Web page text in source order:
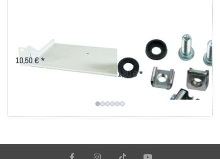
10" Fachboden
10,50 € *
Montageset M6 für
19 Zoll-Technik
1,80 € *